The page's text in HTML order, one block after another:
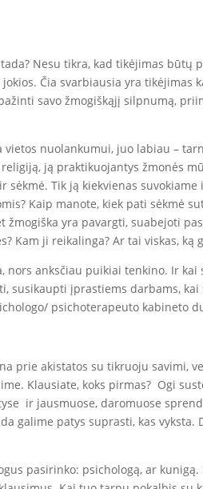
Nesu tikra, kad tikėjimas
Čia svarbiausia yra tikėjimas
savo žmogiškąjį silpnumą,
nuolankumui, juo labiau –
ją praktikuojantys žmonės
Tik ją kiekvienas
Kaip manote, kiek pati sėkmė
yra pavargti, suabejoti
Kam ji reikalinga? Ar tai viskas, ką
anksčiau puikiai tenkino. Ir kai
įprastiems darbams,
psichoterapeuto kabineto
prie akistatos su tikruoju savimi,
Klausiate, koks pirmas? Ogi
ir jausmuose, daromuose
galime patys suprasti, kas vyksta.
pasirinko: psichologą, ar